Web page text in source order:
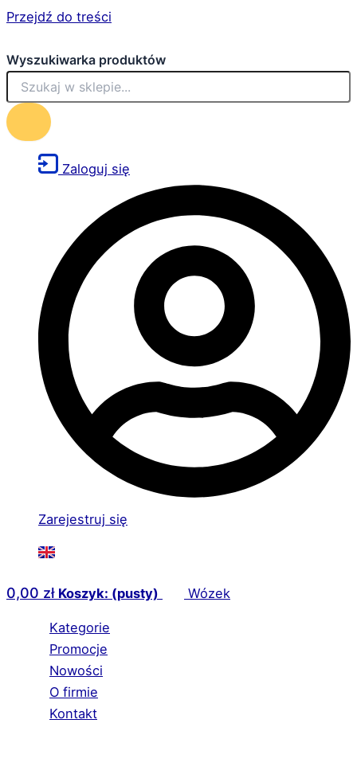
Przejdź do treści
Wyszukiwarka produktów
Zaloguj się
Zarejestruj się
0,00 zł Koszyk: (pusty) Wózek
Kategorie
Promocje
Nowości
O firmie
Kontakt